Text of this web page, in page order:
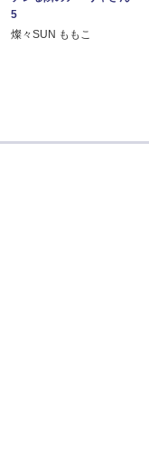
5
燦々SUN ももこ